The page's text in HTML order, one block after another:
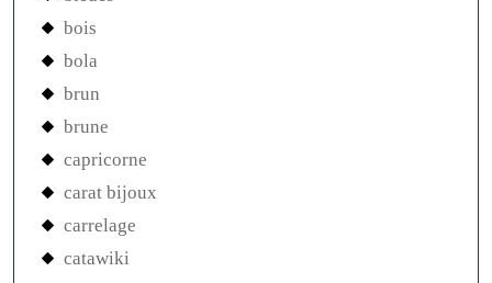
bois
bola
brun
brune
capricorne
carat bijoux
carrelage
catawiki